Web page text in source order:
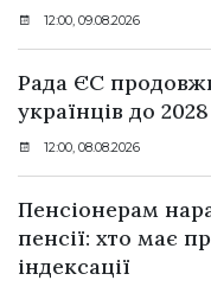
12:00, 09.08.2026
Рада ЄС
українців до
12:00, 08.08.2026
Пенсіонерам
пенсії: хто має
індексації